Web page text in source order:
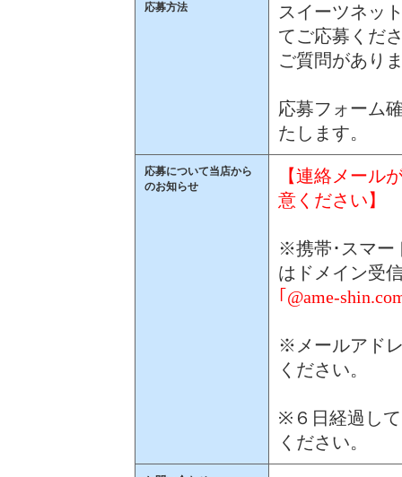
応募方法
スイーツネッ
てご応募くだ
ご質問があり
応募フォーム
たします。
応募について当店から
のお知らせ
【連絡メール
意ください】
※携帯･スマー
はドメイン受
｢@ame-
※メールアド
ください。
※６日経過し
ください。